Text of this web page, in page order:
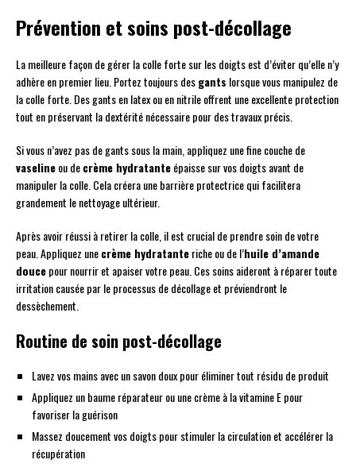
Prévention et soins post-décollage
La meilleure façon de gérer la colle forte sur les doigts est d’éviter qu’elle n’y
adhère en premier lieu. Portez toujours desgants lorsque vous manipulez de
la colle forte. Des gants en latex ou en nitrile offrent une excellente protection
tout en préservant la dextérité nécessaire pour des travaux précis.
Si vous n’avez pas de gants sous la main, appliquez une fine couche de
vaselineou decrème hydratanteépaisse sur vos doigts avant de
manipuler la colle. Cela créera une barrière protectrice qui facilitera
grandement le nettoyage ultérieur.
Après avoir réussi à retirer la colle, il est crucial de prendre soin de votre
peau. Appliquez unecrème hydratanteriche ou de l’huile d’amande
doucepour nourrir et apaiser votre peau. Ces soins aideront à réparer toute
irritation causée par le processus de décollage et préviendront le
dessèchement.
Routine de soin post-décollage
Lavez vos mains avec un savon doux pour éliminer tout résidu de produit
Appliquez un baume réparateur ou une crème à la vitamine E pour
favoriser la guérison
Massez doucement vos doigts pour stimuler la circulation et accélérer la
récupération